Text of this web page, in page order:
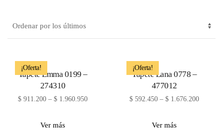
¡Oferta!
Tapete Emma 0199 –
274310
$ 911.200 –$ 1.960.950
Ver más
¡Oferta!
Tapete Lana 0778 –
477012
$ 592.450 –$ 1.676.200
Ver más